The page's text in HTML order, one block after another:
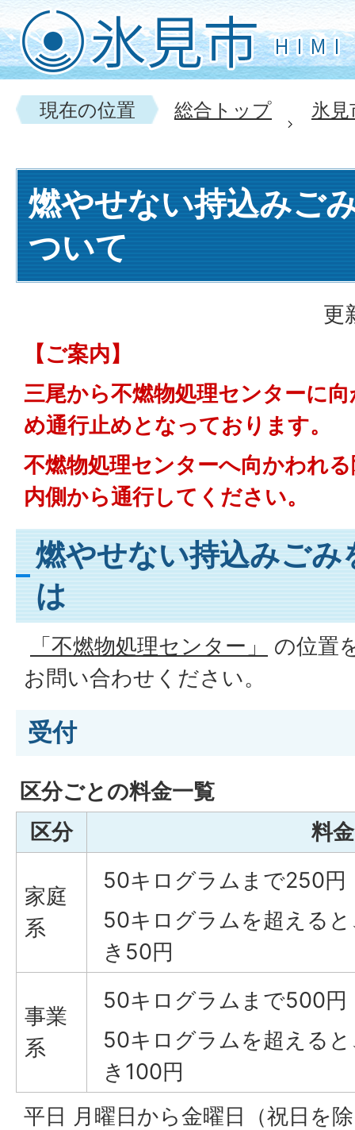
現在の位置 総合トップ 氷
燃やせない持込みご
ついて
更
【ご案内】
三尾から不燃物処理センターに
め通行止めとなっております。
不燃物処理センターへ向かわれ
内側から通行してください。
燃やせない持込みごみ
は
「不燃物処理センター」
の位置
お問い合わせください。
受付
区分ごとの料金一覧
区分
料金
家庭
系
50キログラムまで250円
50キログラムを超える
き50円
事業
系
50キログラムまで500円
50キログラムを超える
き100円
平日 月曜日から金曜日（祝日を